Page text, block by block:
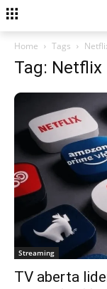
Home Tags
Tag: Netflix
Streaming
TV aberta